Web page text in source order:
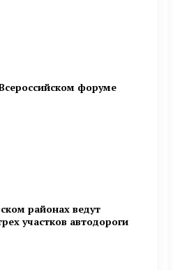
форуме
районах ведут
участков автодороги